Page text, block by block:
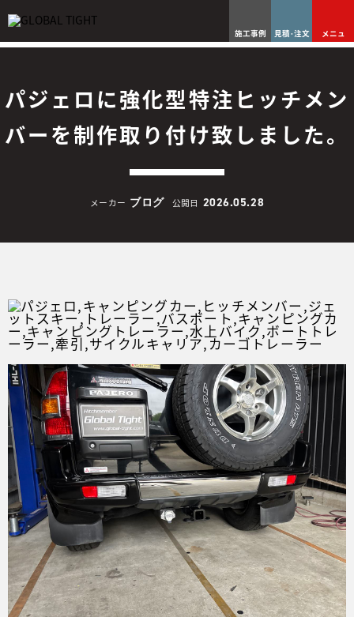
施工事例 見積･注文 メニュ
パジェロに強化型特注ヒッチメン
バーを制作取り付け致しました。
メーカー ブログ 公開日 2026.05.28